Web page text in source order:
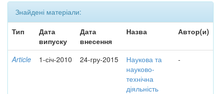
Знайдені матеріали:
Тип
Дата
випуску
Дата
внесення
Назва Автор(и)
Article 1-січ-2010 24-гру-2015
Наукова та
науково-
технічна
діяльність
-